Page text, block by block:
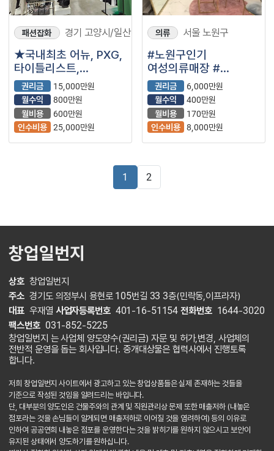
패션잡화 경기 고양시/일산
★국내최초 어뉴, PXG,
타이틀리스트,
테일러메이드★
권리금
15,000만원
월수익
800만원
월비용
600만원
인수비용 25,000만원
의류 서울 노원구
#노원구인기
여성의류매장 #
대학교근접#SNS인기
#소자본#매출좋음
권리금
6,000만원
월수익
400만원
월비용
170만원
인수비용 8,000만원
1 2
창업일번지
상호 창업일번지
주소 경기도 의정부시 용현로 105번길 33 3층(민락동,이프라자)
대표 우재열 사업자등록번호 401-16-51154 전화번호 1644-3020
팩스번호 031-852-5225
창업일번지 는 사업체 양도양수(권리금) 자문 및 허가,변경, 사업체의
전반적 운영을 돕는 회사입니다. 중개대상물은 협력사에서 진행토록
합니다.
저희 창업일번지 사이트에서 광고하고 있는 창업상품들은 실제 존재하는 것들을
기준으로 작성된 것임을 알려드리는 바입니다.
단, 대부분의 양도인은 건물주와의 관계 및 직원관리상 문제 또한 매출저하 (내놓은
점포라는 것을 손님들이 알게되면 매출저하로 이어질 것을 염려하여) 등의 이유로
인하여 공공연희 내놓은 점포를 운영한다는 것을 밝히기를 원하지 않으시고 보안이
유지된 상태에서 양도하기를 원하십니다.